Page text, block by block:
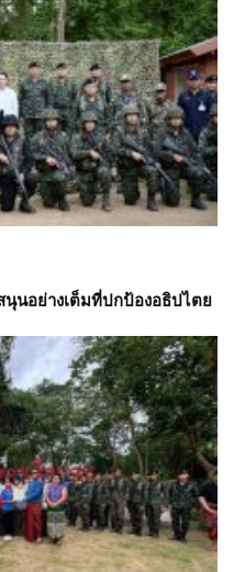
นอย่างเต็มที่ปกป้องอธิปไตย
มของประธานาธิบดีโดนัลด์
เวล ประธานธนาคารกลาง
กรรมการผู้ว่าการเฟด ออกจาก
ต่อเศรษฐกิจสหรัฐฯ และ
ลายครั้ง จากการที่ประธานเฟด
ะปลดเขาออกจากตำแหน่ง
ก ซึ่งได้รับการแต่งตั้งในสมัย
ว่า “หากนโยบายการเงินของ
พึ่งพาการชี้นำจากคนใดคนหนึ่ง
กิดขึ้นต่อดุลยภาพของเศรษฐกิจ
ง เนื่องจากสหรัฐฯ เป็น
ดสินของศาลอุทธรณ์สหรัฐฯ เมื่อ
รที่ทรัมป์ประกาศใช้นั้นไม่ชอบ
ต่อแนวโน้มเศรษฐกิจโลก